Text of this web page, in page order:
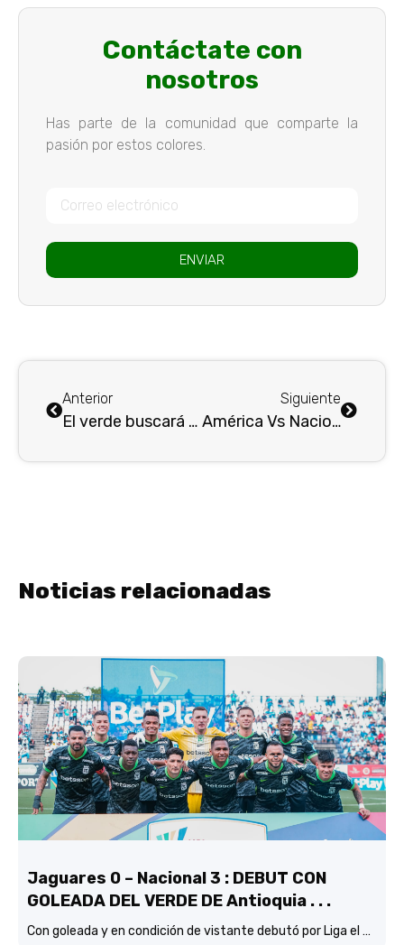
Contáctate con
nosotros
Has parte de la comunidad que comparte la
pasión por estos colores.
ENVIAR
Anterior
El verde buscará el primer lugar ante Junior en Barranquilla…
Siguiente
América Vs Nacional: ASEGURAR EL CUPO A LA FINAL DE Copa Colombia
Noticias relacionadas
Jaguares 0 – Nacional 3 : DEBUT CON
GOLEADA DEL VERDE DE Antioquia . . .
Con goleada y en condición de vistante debutó por Liga el verde de Lucas González frente a Jaguares de Córdoba.